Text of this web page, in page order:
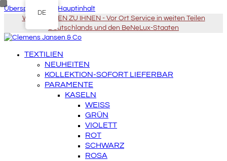
Überspringen zu Hauptinhalt
WIR KOMMEN ZU IHNEN - Vor Ort Service in weiten Teilen
Deutschlands und den BeNeLux-Staaten
TEXTILIEN
NEUHEITEN
KOLLEKTION-SOFORT LIEFERBAR
PARAMENTE
KASELN
WEISS
GRÜN
VIOLETT
ROT
SCHWARZ
ROSA
DE